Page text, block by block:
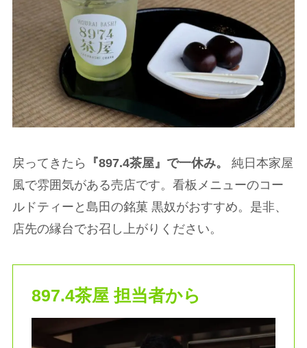
戻ってきたら 『897.4茶屋』で一休み。
純日本家屋
風で雰囲気がある売店です。看板メニューのコー
ルドティーと島田の銘菓 黒奴がおすすめ。是非、
店先の縁台でお召し上がりください。
897.4茶屋 担当者から